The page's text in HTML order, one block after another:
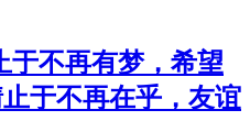
于不再有梦，希望
于不再在乎，友谊